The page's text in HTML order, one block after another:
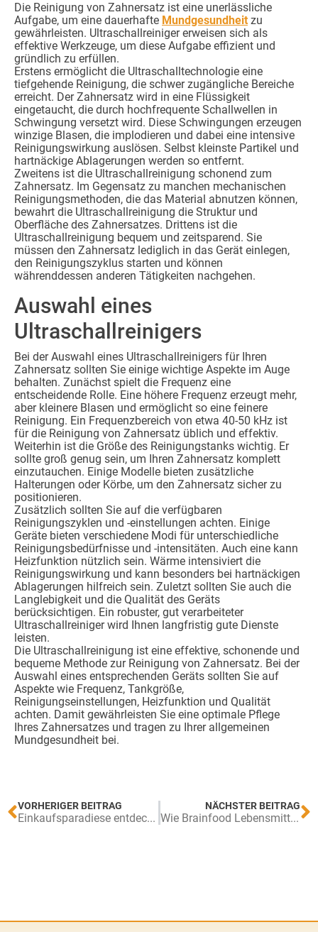
Die Reinigung von Zahnersatz ist eine unerlässliche
Aufgabe, um eine dauerhafte Mundgesundheit zu
gewährleisten. Ultraschallreiniger erweisen sich als
effektive Werkzeuge, um diese Aufgabe effizient und
gründlich zu erfüllen.
Erstens ermöglicht die Ultraschalltechnologie eine
tiefgehende Reinigung, die schwer zugängliche Bereiche
erreicht. Der Zahnersatz wird in eine Flüssigkeit
eingetaucht, die durch hochfrequente Schallwellen in
Schwingung versetzt wird. Diese Schwingungen erzeugen
winzige Blasen, die implodieren und dabei eine intensive
Reinigungswirkung auslösen. Selbst kleinste Partikel und
hartnäckige Ablagerungen werden so entfernt.
Zweitens ist die Ultraschallreinigung schonend zum
Zahnersatz. Im Gegensatz zu manchen mechanischen
Reinigungsmethoden, die das Material abnutzen können,
bewahrt die Ultraschallreinigung die Struktur und
Oberfläche des Zahnersatzes. Drittens ist die
Ultraschallreinigung bequem und zeitsparend. Sie
müssen den Zahnersatz lediglich in das Gerät einlegen,
den Reinigungszyklus starten und können
währenddessen anderen Tätigkeiten nachgehen.
Auswahl eines
Ultraschallreinigers
Bei der Auswahl eines Ultraschallreinigers für Ihren
Zahnersatz sollten Sie einige wichtige Aspekte im Auge
behalten. Zunächst spielt die Frequenz eine
entscheidende Rolle. Eine höhere Frequenz erzeugt mehr,
aber kleinere Blasen und ermöglicht so eine feinere
Reinigung. Ein Frequenzbereich von etwa 40-50 kHz ist
für die Reinigung von Zahnersatz üblich und effektiv.
Weiterhin ist die Größe des Reinigungstanks wichtig. Er
sollte groß genug sein, um Ihren Zahnersatz komplett
einzutauchen. Einige Modelle bieten zusätzliche
Halterungen oder Körbe, um den Zahnersatz sicher zu
positionieren.
Zusätzlich sollten Sie auf die verfügbaren
Reinigungszyklen und -einstellungen achten. Einige
Geräte bieten verschiedene Modi für unterschiedliche
Reinigungsbedürfnisse und -intensitäten. Auch eine kann
Heizfunktion nützlich sein. Wärme intensiviert die
Reinigungswirkung und kann besonders bei hartnäckigen
Ablagerungen hilfreich sein. Zuletzt sollten Sie auch die
Langlebigkeit und die Qualität des Geräts
berücksichtigen. Ein robuster, gut verarbeiteter
Ultraschallreiniger wird Ihnen langfristig gute Dienste
leisten.
Die Ultraschallreinigung ist eine effektive, schonende und
bequeme Methode zur Reinigung von Zahnersatz. Bei der
Auswahl eines entsprechenden Geräts sollten Sie auf
Aspekte wie Frequenz, Tankgröße,
Reinigungseinstellungen, Heizfunktion und Qualität
achten. Damit gewährleisten Sie eine optimale Pflege
Ihres Zahnersatzes und tragen zu Ihrer allgemeinen
Mundgesundheit bei.
VORHERIGER BEITRAG
Einkaufsparadiese entdecken: Tipps für unvergessliche Shopping-Reisen
NÄCHSTER BEITRAG
Wie Brainfood Lebensmittel das Gehirn stärken